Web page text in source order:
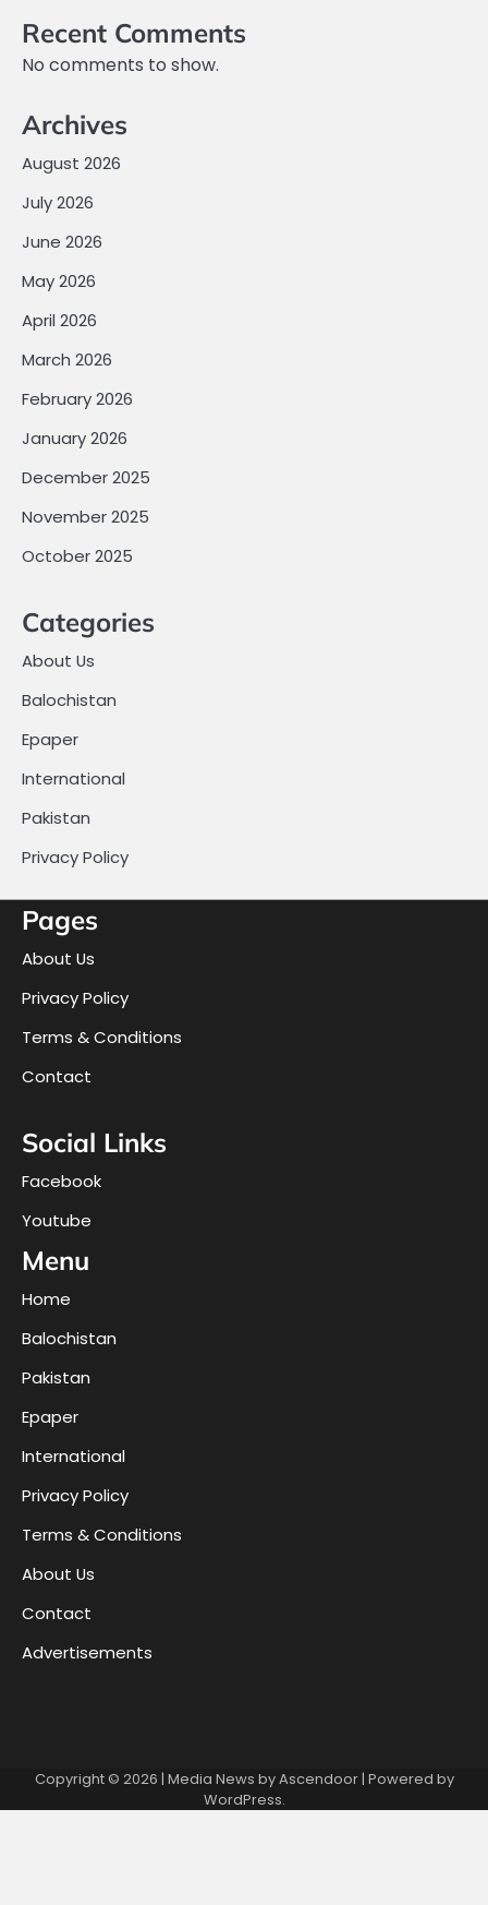
Recent Comments
No comments to show.
Archives
August 2026
July 2026
June 2026
May 2026
April 2026
March 2026
February 2026
January 2026
December 2025
November 2025
October 2025
Categories
About Us
Balochistan
Epaper
International
Pakistan
Privacy Policy
Pages
About Us
Privacy Policy
Terms & Conditions
Contact
Social Links
Facebook
Youtube
Menu
Home
Balochistan
Pakistan
Epaper
International
Privacy Policy
Terms & Conditions
About Us
Contact
Advertisements
Copyright © 2026 | Media News byAscendoor| Powered by
WordPress.